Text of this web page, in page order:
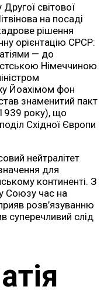
світової
на посаді
рішення
орієнтацію СРСР:
— до
Німеччиною.
Йоахімом фон
знаменитий пакт
року), що
Східної Європи
нейтралітет
для
континенті. З
Союзу час на
розв’язуванню
суперечливий слід